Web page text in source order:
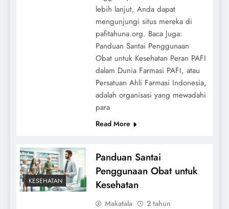
lebih lanjut, Anda dapat
mengunjungi situs mereka di
pafitahuna.org. Baca Juga:
Panduan Santai Penggunaan
Obat untuk Kesehatan Peran PAFI
dalam Dunia Farmasi PAFI, atau
Persatuan Ahli Farmasi Indonesia,
adalah organisasi yang mewadahi
para
Read More
KESEHATAN
Panduan Santai
Penggunaan Obat untuk
Kesehatan
Makatala
2 tahun